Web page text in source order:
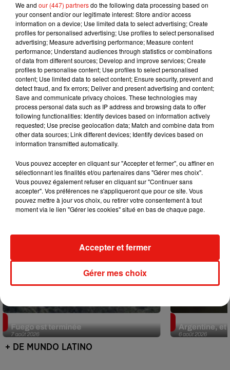
6 août 2026
Karol G dévoile la tracklist de son
nouvel album… avec des invités...
5 août 2026
Benny
Becky G sur
+ DE MUSIQUE
Mundo Latino
7 août 2026
Fuego est terminée
6 août 2026
Argentine, et
+ DE MUNDO LATINO
We and our (447) partnersdo the following data processing based on
your consent and/or our legitimate interest: Store and/or access
information on a device; Use limited data to select advertising; Create
profiles for personalised advertising; Use profiles to select personalised
advertising; Measure advertising performance; Measure content
performance; Understand audiences through statistics or combinations
of data from different sources; Develop and improve services; Create
profiles to personalise content; Use profiles to select personalised
content; Use limited data to select content; Ensure security, prevent and
detect fraud, and fix errors; Deliver and present advertising and content;
Save and communicate privacy choices. These technologies may
process personal data such as IP address and browsing data to offer
following functionalities: Identify devices based on information actively
requested; Use precise geolocation data; Match and combine data from
other data sources; Link different devices; Identify devices based on
information transmitted automatically.
Vous pouvez accepter en cliquant sur "Accepter et fermer", ou affiner en
sélectionnant les finalités et/ou partenaires dans "Gérer mes choix".
Vous pouvez également refuser en cliquant sur "Continuer sans
accepter". Vos préférences ne s'appliqueront que pour ce site. Vous
pouvez mettre à jour vos choix, ou retirer votre consentement à tout
moment via le lien "Gérer les cookies" situé en bas de chaque page.
Gérer mes choix
Accepter et fermer